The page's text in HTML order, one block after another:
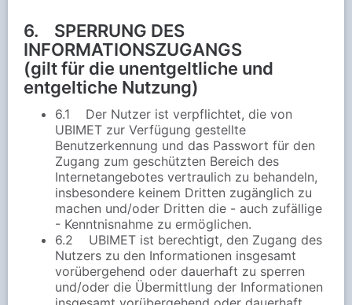
6. SPERRUNG DES
INFORMATIONSZUGANGS
(gilt für die unentgeltliche und
entgeltiche Nutzung)
6.1 Der Nutzer ist verpflichtet, die von
UBIMET zur Verfügung gestellte
Benutzerkennung und das Passwort für den
Zugang zum geschützten Bereich des
Internetangebotes vertraulich zu behandeln,
insbesondere keinem Dritten zugänglich zu
machen und/oder Dritten die - auch zufällige
- Kenntnisnahme zu ermöglichen.
6.2 UBIMET ist berechtigt, den Zugang des
Nutzers zu den Informationen insgesamt
vorübergehend oder dauerhaft zu sperren
und/oder die Übermittlung der Informationen